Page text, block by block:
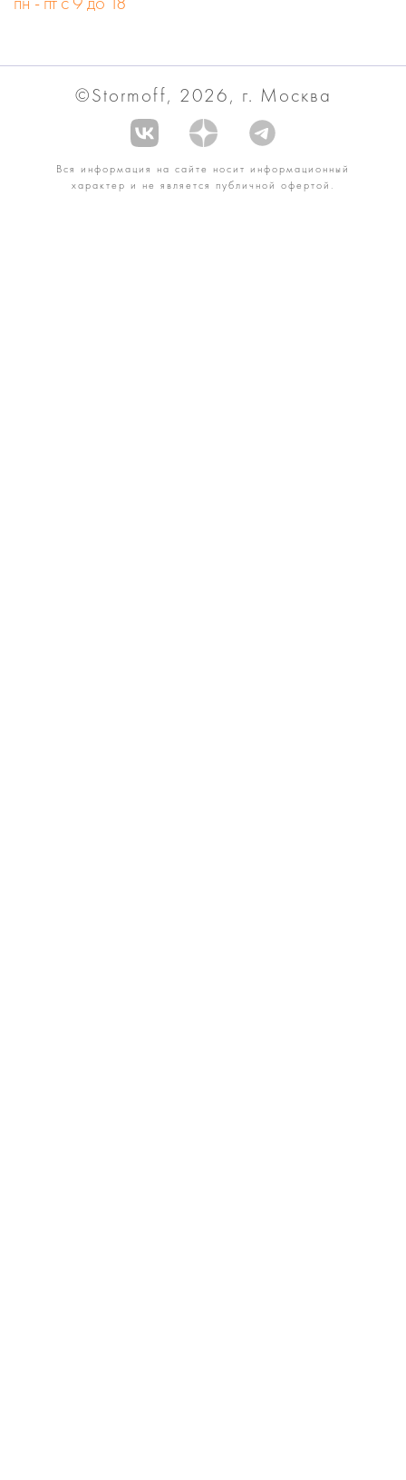
©Stormoff, 2026, г. Москва
Вся информация на сайте носит информационный
характер и не является публичной офертой.